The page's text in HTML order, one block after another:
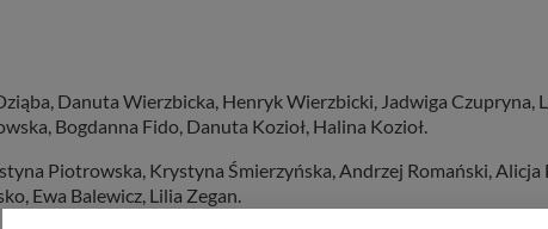
Danuta Wierzbicka, Henryk Wierzbicki, Jadwiga Czupryna,
Bogdanna Fido, Danuta Kozioł, Halina Kozioł.
Piotrowska, Krystyna Śmierzyńska, Andrzej Romański, Alicja
Ewa Balewicz, Lilia Zegan.